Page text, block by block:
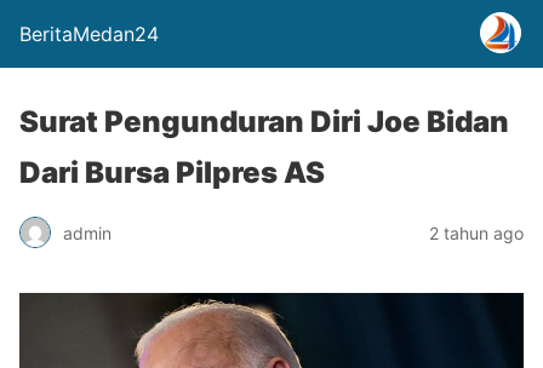
BeritaMedan24
Surat Pengunduran Diri Joe Bidan
Dari Bursa Pilpres AS
admin 2 tahun ago